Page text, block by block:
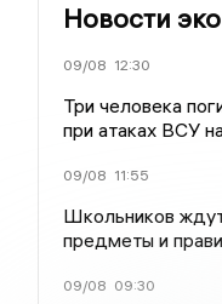
Новости
09/08 12:30
Три человека
при атаках ВСУ
09/08 11:55
Школьников
предметы и
09/08 09:30